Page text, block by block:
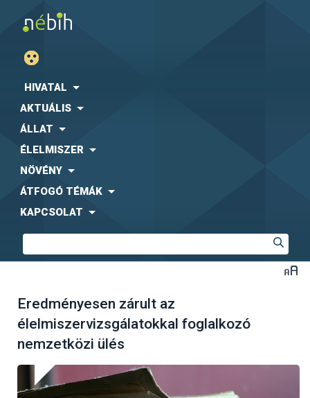
HIVATAL
AKTUÁLIS
ÁLLAT
ÉLELMISZER
NÖVÉNY
ÁTFOGÓ TÉMÁK
KAPCSOLAT
Eredményesen zárult az
élelmiszervizsgálatokkal foglalkozó
nemzetközi ülés